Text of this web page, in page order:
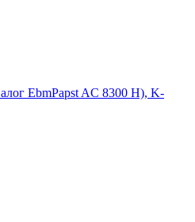
EbmPapst AC 8300 H), K-